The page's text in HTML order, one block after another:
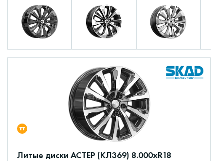
Литые диски АСТЕР (КЛ369) 8.000xR18